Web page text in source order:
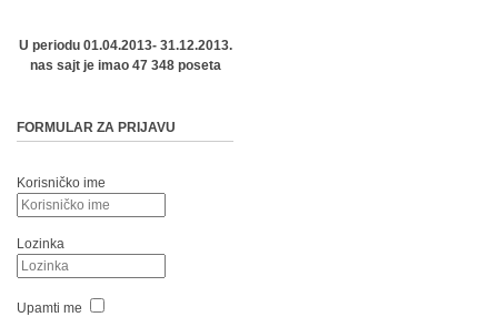
U periodu 01.04.2013- 31.12.2013.
nas sajt je imao 47 348 poseta
FORMULAR ZA PRIJAVU
Korisničko ime
Lozinka
Upamti me